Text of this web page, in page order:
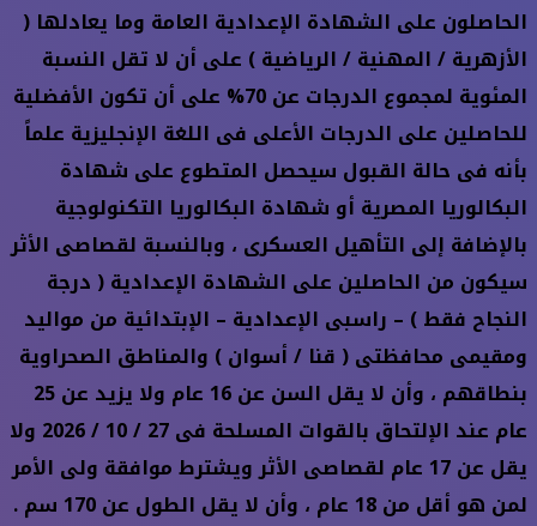
الحاصلون على الشهادة الإعدادية العامة وما يعادلها (
الأزهرية / المهنية / الرياضية ) على أن لا تقل النسبة
المئوية لمجموع الدرجات عن 70% على أن تكون الأفضلية
للحاصلين على الدرجات الأعلى فى اللغة الإنجليزية علماً
بأنه فى حالة القبول سيحصل المتطوع على شهادة
البكالوريا المصرية أو شهادة البكالوريا التكنولوجية
بالإضافة إلى التأهيل العسكرى ، وبالنسبة لقصاصى الأثر
سيكون من الحاصلين على الشهادة الإعدادية ( درجة
النجاح فقط ) – راسبى الإعدادية – الإبتدائية من مواليد
ومقيمى محافظتى ( قنا / أسوان ) والمناطق الصحراوية
بنطاقهم ، وأن لا يقل السن عن 16 عام ولا يزيد عن 25
عام عند الإلتحاق بالقوات المسلحة فى 27 / 10 / 2026 ولا
يقل عن 17 عام لقصاصى الأثر ويشترط موافقة ولى الأمر
لمن هو أقل من 18 عام ، وأن لا يقل الطول عن 170 سم .